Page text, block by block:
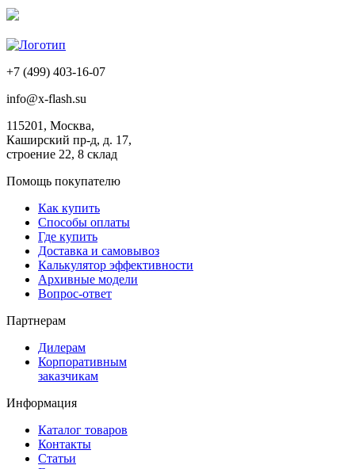
+7 (499) 403-16-07
info@x-flash.su
115201, Москва,
Каширский пр-д, д. 17,
строение 22, 8 склад
Помощь покупателю
Как купить
Способы оплаты
Где купить
Доставка и самовывоз
Калькулятор эффективности
Архивные модели
Вопрос-ответ
Партнерам
Дилерам
Корпоративным
заказчикам
Информация
Каталог товаров
Контакты
Статьи